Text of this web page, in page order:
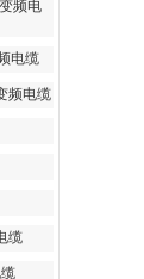
频电
电缆
频电缆
缆